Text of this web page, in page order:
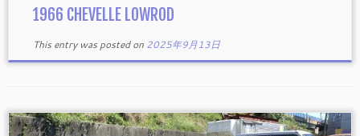
1966 CHEVELLE LOWROD
This entry was posted on 2025年9月13日